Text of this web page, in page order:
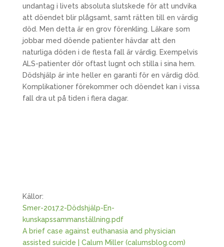
undantag i livets absoluta slutskede för att undvika
att döendet blir plågsamt, samt rätten till en värdig
död. Men detta är en grov förenkling. Läkare som
jobbar med döende patienter hävdar att den
naturliga döden i de flesta fall är värdig. Exempelvis
ALS-patienter dör oftast lugnt och stilla i sina hem.
Dödshjälp är inte heller en garanti för en värdig död.
Komplikationer förekommer och döendet kan i vissa
fall dra ut på tiden i flera dagar.
Källor:
Smer-2017.2-Dödshjälp-En-
kunskapssammanställning.pdf
A brief case against euthanasia and physician
assisted suicide | Calum Miller (calumsblog.com)